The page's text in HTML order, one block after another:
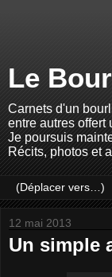
Le
Carnets d'un
entre autres offert
Je poursuis
Récits, photos et
12 mai 2013
Un simple